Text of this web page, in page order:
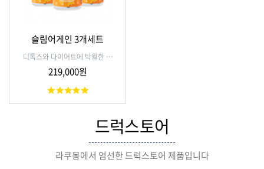
슬림어게인 3개세트
디톡스와 다이어트에 탁월한 효
과가 입증된 성분(왕겨숯, 산호
수소)의 고함량, 고배합 일본의
200여년의 앞선 기초과학을 기
징, 산호수소가 몸을 태초의 상
태로 환원, 활성산소 제거, 칼슘
부족해소, 장내노폐물 디톡싱에
전례없는 효과를 보여주고 있는
제품
219,000원
드럭스토어
라쿠몽에서 엄선한 드럭스토어 제품입니다